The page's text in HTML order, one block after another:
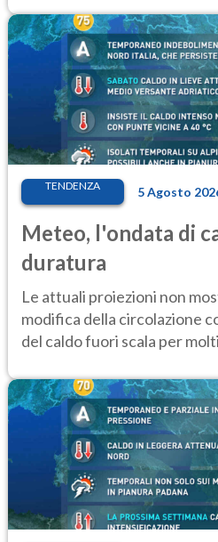
TENDENZA 5 Agosto
Meteo, l'ondata di
duratura
Le attuali proiezioni non
modifica della circolazione
del caldo fuori scala per